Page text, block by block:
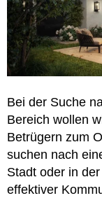
Bei der Suche
Bereich wollen
Betrügern zum
suchen nach
Stadt oder in
effektiver